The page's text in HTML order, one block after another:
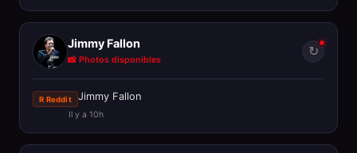
Jimmy Fallon
📸 Photos disponibles
↻
R Reddit Jimmy Fallon
Il y a 10h